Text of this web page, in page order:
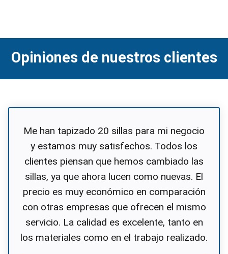
Opiniones de nuestros clientes
Me han tapizado 20 sillas para mi negocio
y estamos muy satisfechos. Todos los
clientes piensan que hemos cambiado las
sillas, ya que ahora lucen como nuevas. El
precio es muy económico en comparación
con otras empresas que ofrecen el mismo
servicio. La calidad es excelente, tanto en
los materiales como en el trabajo realizado.